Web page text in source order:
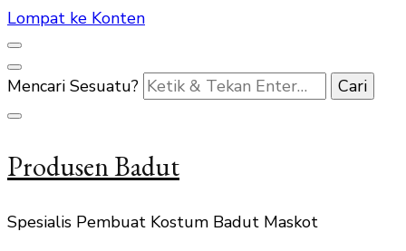
Lompat ke Konten
Mencari Sesuatu?
Produsen Badut
Spesialis Pembuat Kostum Badut Maskot